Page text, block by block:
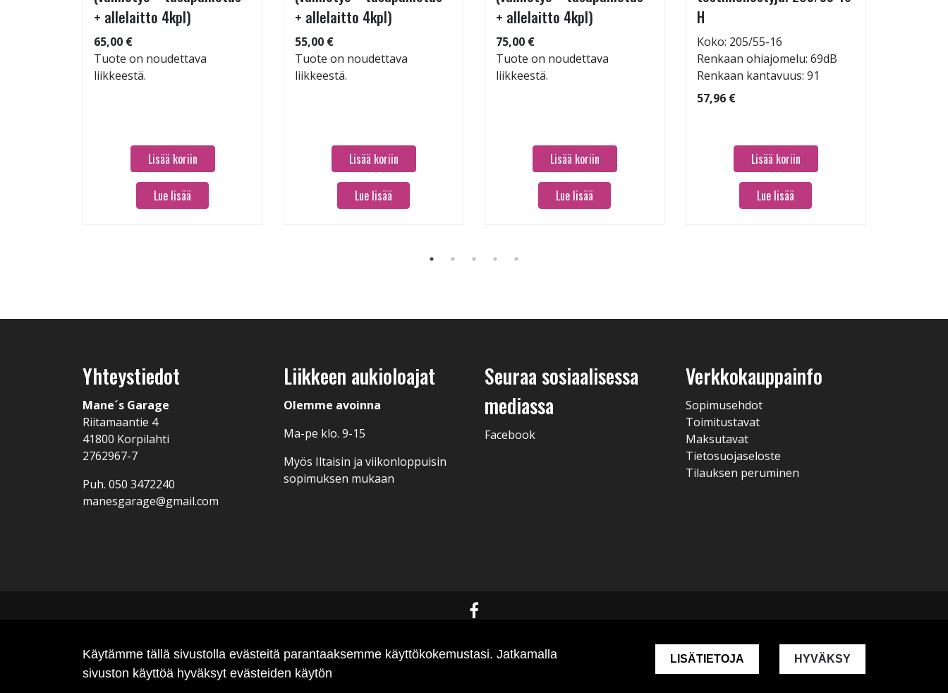
+ allelaitto 4kpl)
65,00 €
Tuote on noudettava
liikkeestä.
Lisää koriin
Lue lisää
+ allelaitto 4kpl)
55,00 €
Tuote on noudettava
liikkeestä.
Lisää koriin
Lue lisää
+ allelaitto 4kpl)
75,00 €
Tuote on noudettava
liikkeestä.
Lisää koriin
Lue lisää
H
Koko: 205/55-16
Renkaan ohiajomelu: 69dB
Renkaan kantavuus: 91
57,96 €
Lisää koriin
Lue lisää
Yhteystiedot
Mane´s Garage
Riitamaantie 4
41800 Korpilahti
2762967-7
Puh. 050 3472240
manesgarage@gmail.com
Liikkeen aukioloajat
Olemme avoinna
Ma-pe klo. 9-15
Myös Iltaisin ja viikonloppuisin
sopimuksen mukaan
Seuraa sosiaalisessa
mediassa
Facebook
Verkkokauppainfo
Sopimusehdot
Toimitustavat
Maksutavat
Tietosuojaseloste
Tilauksen peruminen
Käytämme tällä sivustolla evästeitä parantaaksemme käyttökokemustasi. Jatkamalla
sivuston käyttöä hyväksyt evästeiden käytön
LISÄTIETOJA HYVÄKSY